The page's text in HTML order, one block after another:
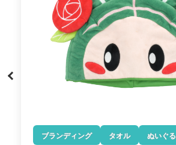
ブランディング タオル ぬいぐ